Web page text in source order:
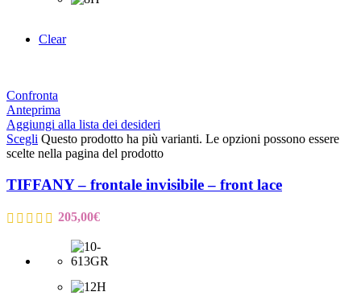
Clear
Confronta
Anteprima
Aggiungi alla lista dei desideri
Scegli Questo prodotto ha più varianti. Le opzioni possono essere
scelte nella pagina del prodotto
TIFFANY – frontale invisibile – front lace
205,00€